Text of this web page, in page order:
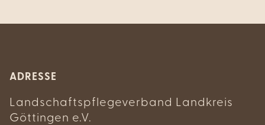
ADRESSE
Landschaftspflegeverband Landkreis
Göttingen e.V.